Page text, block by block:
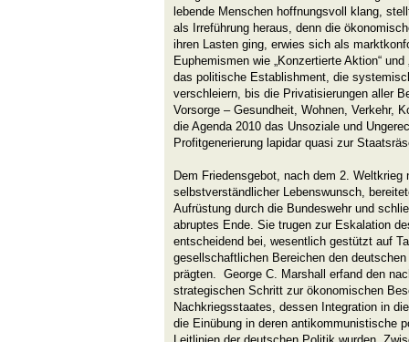
lebende Menschen hoffnungsvoll klang,
als Irreführung heraus, denn die
ihren Lasten ging, erwies sich als
Euphemismen wie „Konzertierte Aktion“
das politische Establishment, die
verschleiern, bis die Privatisierungen aller
Vorsorge – Gesundheit, Wohnen, Verkehr,
die Agenda 2010 das Unsoziale und
Profitgenerierung lapidar quasi zur
Dem Friedensgebot, nach dem 2.
selbstverständlicher Lebenswunsch,
Aufrüstung durch die Bundeswehr und
abruptes Ende. Sie trugen zur Eskalation
entscheidend bei, wesentlich gestützt auf
gesellschaftlichen Bereichen den
prägten. George C. Marshall erfand den
strategischen Schritt zur ökonomischen
Nachkriegsstaates, dessen Integration in
die Einübung in deren antikommunistische